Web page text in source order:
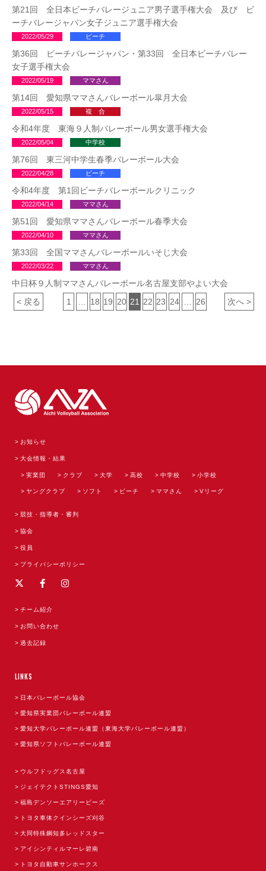
第21回 全日本ビーチバレージュニア男子選手権大会 及び ビ
ーチバレージャパン女子ジュニア選手権大会
2022/05/29 ビーチ
第36回 ビーチバレージャパン・第33回 全日本ビーチバレー
女子選手権大会
2022/05/19 ママさん
第14回 愛知県ママさんバレーボール皐月大会
2022/05/15 複 合
令和4年度 東海９人制バレーボール男女選手権大会
2022/05/04 中学校
第76回 東三河中学生春季バレーボール大会
2022/04/28 ビーチ
令和4年度 第1回ビーチバレーボールクリニック
2022/04/14 ママさん
第51回 愛知県ママさんバレーボール春季大会
2022/04/10 ママさん
第33回 全国ママさんバレーボールいそじ大会
2022/03/22 ママさん
中日杯９人制ママさんバレーボール名古屋支部やよい大会
< 戻る
1 18 19 20 21 22 23 24 26 次へ >
お知らせ
大会情報・結果
実業団 クラブ 大学 高校 中学校 小学校
ヤングクラブ ソフト ビーチ ママさん Vリーグ
競技・指導者・審判
協会
役員
プライバシーポリシー
チーム紹介
お問い合わせ
過去記録
LINKS
日本バレーボール協会
愛知県実業団バレーボール連盟
愛知大学バレーボール連盟（東海大学バレーボール連盟）
愛知県ソフトバレーボール連盟
ウルフドッグス名古屋
ジェイテクトSTINGS愛知
福島デンソーエアリービーズ
トヨタ車体クインシーズ刈谷
大同特殊鋼知多レッドスター
アイシンティルマーレ碧南
トヨタ自動車サンホークス